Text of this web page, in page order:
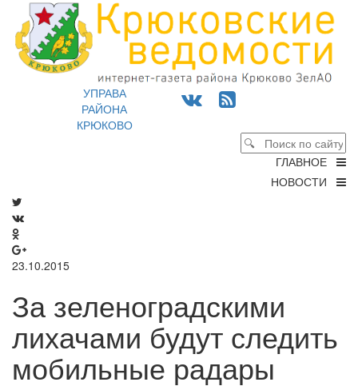
УПРАВА
РАЙОНА
КРЮКОВО
ГЛАВНОЕ
НОВОСТИ
23.10.2015
За зеленоградскими
лихачами будут следить
мобильные радары